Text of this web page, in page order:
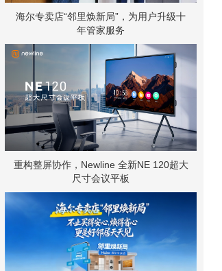
海尔专卖店“邻里焕新局”，为用户升级十
年管家服务
重构整屏协作，Newline 全新NE 120超大
尺寸会议平板